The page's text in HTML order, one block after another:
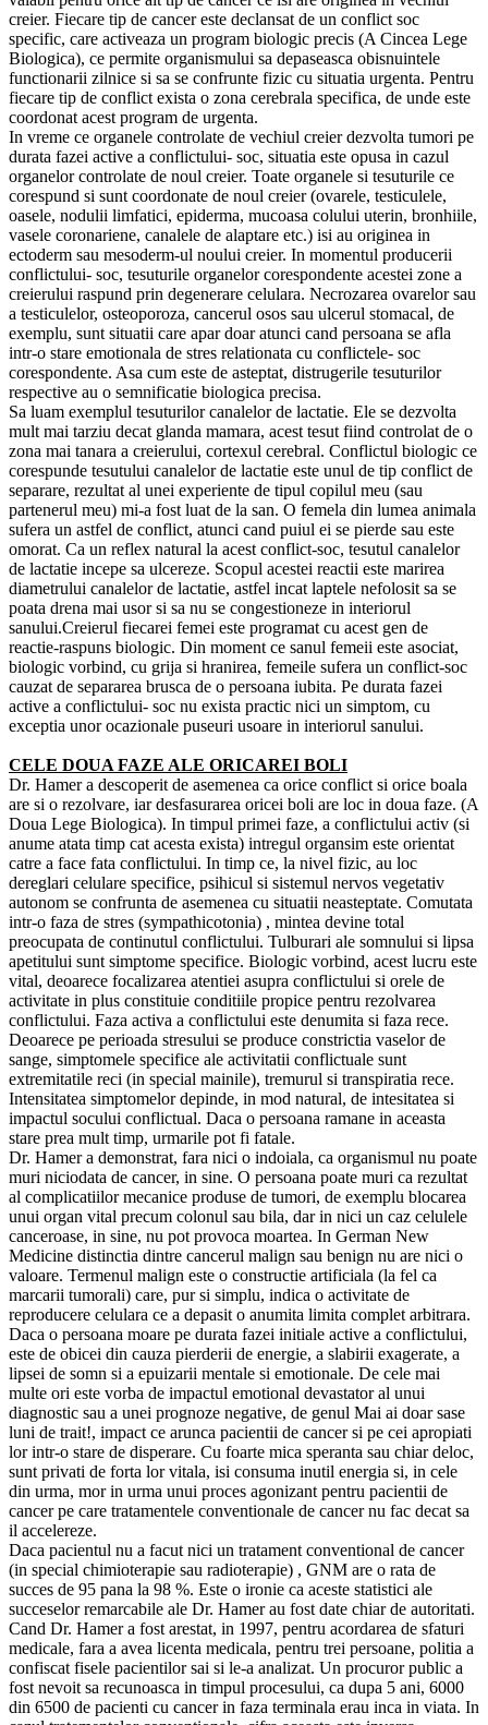
creier. Fiecare tip de cancer este declansat de un conflict soc
specific, care activeaza un program biologic precis (A Cincea Lege
Biologica), ce permite organismului sa depaseasca obisnuintele
functionarii zilnice si sa se confrunte fizic cu situatia urgenta. Pentru
fiecare tip de conflict exista o zona cerebrala specifica, de unde este
coordonat acest program de urgenta.
In vreme ce organele controlate de vechiul creier dezvolta tumori pe
durata fazei active a conflictului- soc, situatia este opusa in cazul
organelor controlate de noul creier. Toate organele si tesuturile ce
corespund si sunt coordonate de noul creier (ovarele, testiculele,
oasele, nodulii limfatici, epiderma, mucoasa colului uterin, bronhiile,
vasele coronariene, canalele de alaptare etc.) isi au originea in
ectoderm sau mesoderm-ul noului creier. In momentul producerii
conflictului- soc, tesuturile organelor corespondente acestei zone a
creierului raspund prin degenerare celulara. Necrozarea ovarelor sau
a testiculelor, osteoporoza, cancerul osos sau ulcerul stomacal, de
exemplu, sunt situatii care apar doar atunci cand persoana se afla
intr-o stare emotionala de stres relationata cu conflictele- soc
corespondente. Asa cum este de asteptat, distrugerile tesuturilor
respective au o semnificatie biologica precisa.
Sa luam exemplul tesuturilor canalelor de lactatie. Ele se dezvolta
mult mai tarziu decat glanda mamara, acest tesut fiind controlat de o
zona mai tanara a creierului, cortexul cerebral. Conflictul biologic ce
corespunde tesutului canalelor de lactatie este unul de tip conflict de
separare, rezultat al unei experiente de tipul copilul meu (sau
partenerul meu) mi-a fost luat de la san. O femela din lumea animala
sufera un astfel de conflict, atunci cand puiul ei se pierde sau este
omorat. Ca un reflex natural la acest conflict-soc, tesutul canalelor
de lactatie incepe sa ulcereze. Scopul acestei reactii este marirea
diametrului canalelor de lactatie, astfel incat laptele nefolosit sa se
poata drena mai usor si sa nu se congestioneze in interiorul
sanului.Creierul fiecarei femei este programat cu acest gen de
reactie-raspuns biologic. Din moment ce sanul femeii este asociat,
biologic vorbind, cu grija si hranirea, femeile sufera un conflict-soc
cauzat de separarea brusca de o persoana iubita. Pe durata fazei
active a conflictului- soc nu exista practic nici un simptom, cu
exceptia unor ocazionale puseuri usoare in interiorul sanului.
CELE DOUA FAZE ALE ORICAREI BOLI
Dr. Hamer a descoperit de asemenea ca orice conflict si orice boala
are si o rezolvare, iar desfasurarea oricei boli are loc in doua faze. (A
Doua Lege Biologica). In timpul primei faze, a conflictului activ (si
anume atata timp cat acesta exista) intregul organsim este orientat
catre a face fata conflictului. In timp ce, la nivel fizic, au loc
dereglari celulare specifice, psihicul si sistemul nervos vegetativ
autonom se confrunta de asemenea cu situatii neasteptate. Comutata
intr-o faza de stres (sympathicotonia) , mintea devine total
preocupata de continutul conflictului. Tulburari ale somnului si lipsa
apetitului sunt simptome specifice. Biologic vorbind, acest lucru este
vital, deoarece focalizarea atentiei asupra conflictului si orele de
activitate in plus constituie conditiile propice pentru rezolvarea
conflictului. Faza activa a conflictului este denumita si faza rece.
Deoarece pe perioada stresului se produce constrictia vaselor de
sange, simptomele specifice ale activitatii conflictuale sunt
extremitatile reci (in special mainile), tremurul si transpiratia rece.
Intensitatea simptomelor depinde, in mod natural, de intesitatea si
impactul socului conflictual. Daca o persoana ramane in aceasta
stare prea mult timp, urmarile pot fi fatale.
Dr. Hamer a demonstrat, fara nici o indoiala, ca organismul nu poate
muri niciodata de cancer, in sine. O persoana poate muri ca rezultat
al complicatiilor mecanice produse de tumori, de exemplu blocarea
unui organ vital precum colonul sau bila, dar in nici un caz celulele
canceroase, in sine, nu pot provoca moartea. In German New
Medicine distinctia dintre cancerul malign sau benign nu are nici o
valoare. Termenul malign este o constructie artificiala (la fel ca
marcarii tumorali) care, pur si simplu, indica o activitate de
reproducere celulara ce a depasit o anumita limita complet arbitrara.
Daca o persoana moare pe durata fazei initiale active a conflictului,
este de obicei din cauza pierderii de energie, a slabirii exagerate, a
lipsei de somn si a epuizarii mentale si emotionale. De cele mai
multe ori este vorba de impactul emotional devastator al unui
diagnostic sau a unei prognoze negative, de genul Mai ai doar sase
luni de trait!, impact ce arunca pacientii de cancer si pe cei apropiati
lor intr-o stare de disperare. Cu foarte mica speranta sau chiar deloc,
sunt privati de forta lor vitala, isi consuma inutil energia si, in cele
din urma, mor in urma unui proces agonizant pentru pacientii de
cancer pe care tratamentele conventionale de cancer nu fac decat sa
il accelereze.
Daca pacientul nu a facut nici un tratament conventional de cancer
(in special chimioterapie sau radioterapie) , GNM are o rata de
succes de 95 pana la 98 %. Este o ironie ca aceste statistici ale
succeselor remarcabile ale Dr. Hamer au fost date chiar de autoritati.
Cand Dr. Hamer a fost arestat, in 1997, pentru acordarea de sfaturi
medicale, fara a avea licenta medicala, pentru trei persoane, politia a
confiscat fisele pacientilor sai si le-a analizat. Un procuror public a
fost nevoit sa recunoasca in timpul procesului, ca dupa 5 ani, 6000
din 6500 de pacienti cu cancer in faza terminala erau inca in viata. In